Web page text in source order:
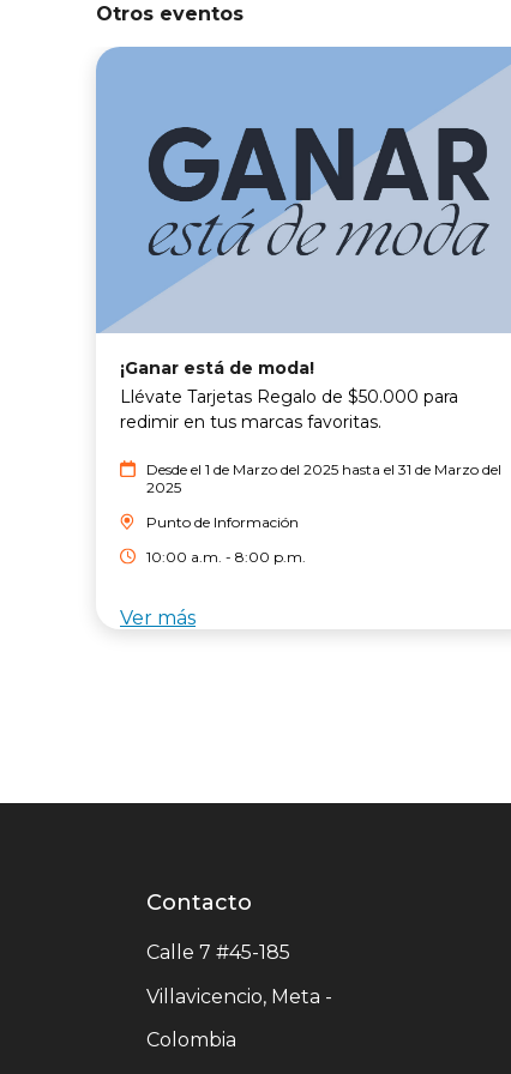
Otros eventos
¡Ganar está de moda!
Llévate Tarjetas Regalo de $50.000 para
redimir en tus marcas favoritas.
Desde el 1 de Marzo del 2025 hasta el 31 de Marzo del
2025
Punto de Información
10:00 a.m. - 8:00 p.m.
Ver más
Contacto
centro
Contacto
Calle 7 #45-185
Villavicencio, Meta -
Colombia